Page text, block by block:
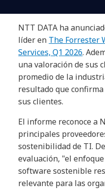
NTT DATA ha
líder en The Forrester
Services, Q1 2026.
una valoración de sus
promedio de la
resultado que
sus clientes.
El informe reconoce a
principales
sostenibilidad de TI.
evaluación, "el
software sostenible
relevante para las